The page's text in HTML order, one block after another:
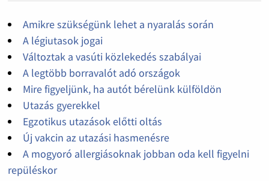
Amikre szükségünk lehet a nyaralás során
A légiutasok jogai
Változtak a vasúti közlekedés szabályai
A legtöbb borravalót adó országok
Mire figyeljünk, ha autót bérelünk külföldön
Utazás gyerekkel
Egzotikus utazások előtti oltás
Új vakcin az utazási hasmenésre
A mogyoró allergiásoknak jobban oda kell figyelni
repüléskor